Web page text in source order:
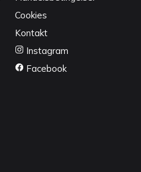
Cookies
Kontakt
Instagram
Facebook